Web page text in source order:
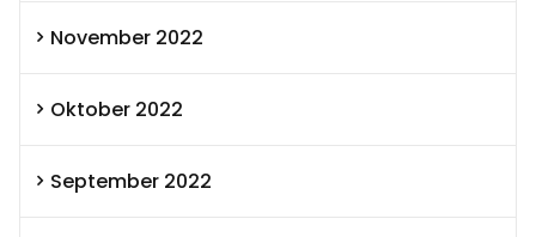
November 2022
Oktober 2022
September 2022